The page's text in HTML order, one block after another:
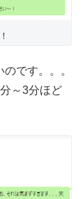
です。。。
～3分ほど